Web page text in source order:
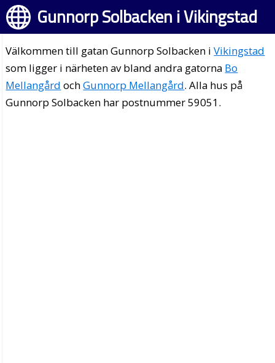
Gunnorp Solbacken i Vikingstad
Välkommen till gatan Gunnorp Solbacken iVikingstad
som ligger i närheten av bland andra gatorna Bo
Mellangård ochGunnorp Mellangård. Alla hus på
Gunnorp Solbacken har postnummer 59051.